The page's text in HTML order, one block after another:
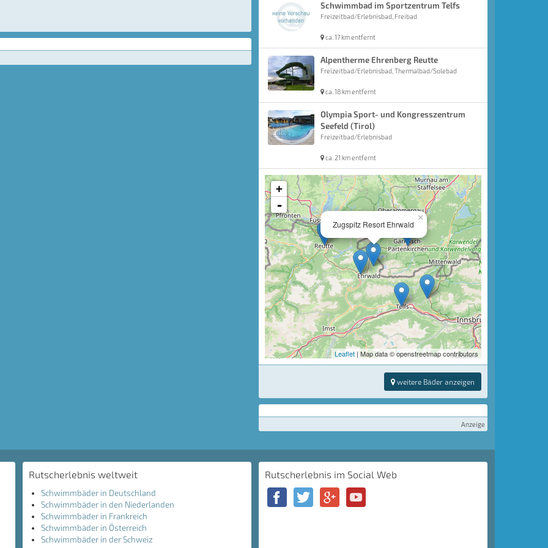
Schwimmbad im Sportzentrum Telfs
Freizeitbad/Erlebnisbad, Freibad
ca. 17 km entfernt
Alpentherme Ehrenberg Reutte
Freizeitbad/Erlebnisbad, Thermalbad/Solebad
ca. 18 km entfernt
Olympia Sport- und Kongresszentrum
Seefeld (Tirol)
Freizeitbad/Erlebnisbad
ca. 21 km entfernt
×
Zugspitz Resort Ehrwald
+
-
Leaflet | Map data © openstreetmap contributors
weitere Bäder anzeigen
Anzeige
Rutscherlebnis weltweit
Schwimmbäder in Deutschland
Schwimmbäder in den Niederlanden
Schwimmbäder in Frankreich
Schwimmbäder in Österreich
Schwimmbäder in der Schweiz
Rutscherlebnis im Social Web